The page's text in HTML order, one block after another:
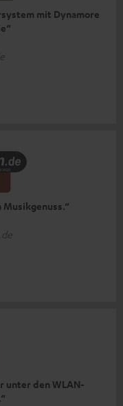
mit Dynamore
unter den WLAN-